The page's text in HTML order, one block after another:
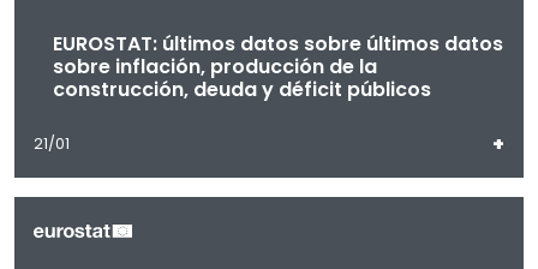
EUROSTAT: últimos datos sobre últimos datos
sobre inflación, producción de la
construcción, deuda y déficit públicos
21/01 +